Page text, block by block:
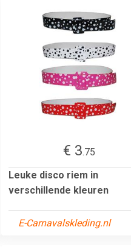
€ 3.75
Leuke disco riem in
verschillende kleuren
E-Carnavalskleding.nl